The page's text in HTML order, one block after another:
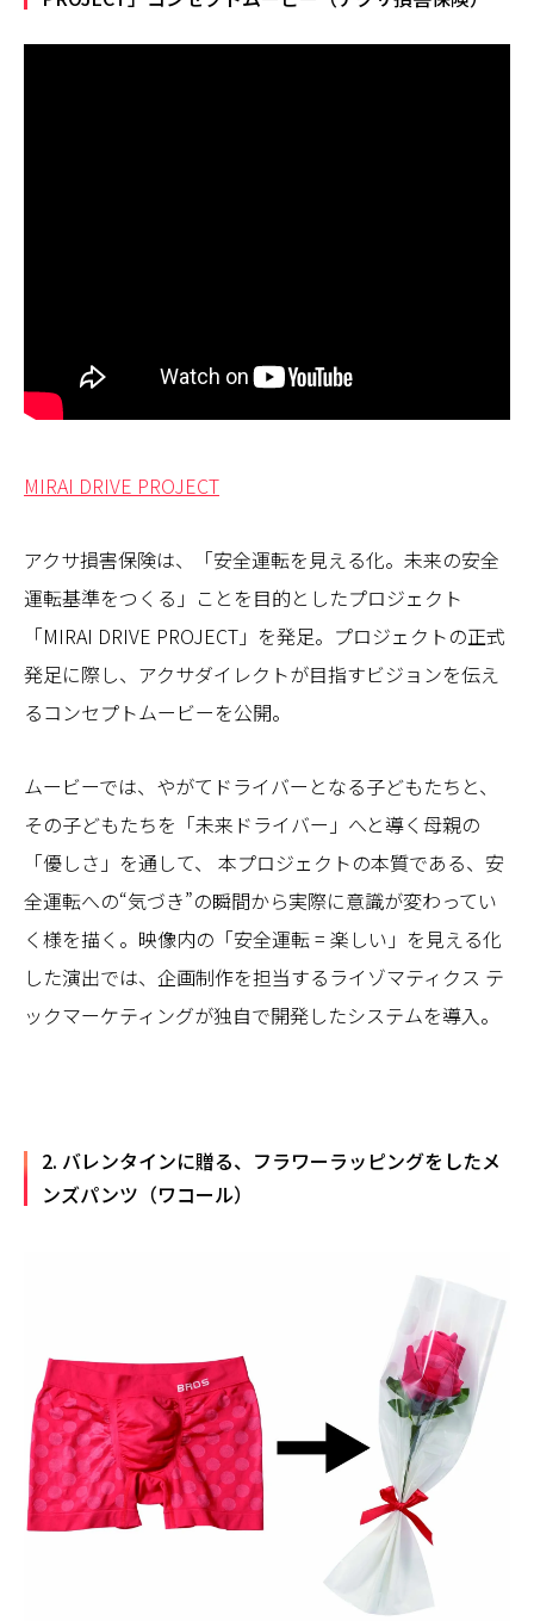
MIRAI DRIVE PROJECT
アクサ損害保険は、「安全運転を見える化。未来の安全
運転基準をつくる」ことを目的としたプロジェクト
「MIRAI DRIVE PROJECT」を発足。プロジェクトの正式
発足に際し、アクサダイレクトが目指すビジョンを伝え
るコンセプトムービーを公開。
ムービーでは、やがてドライバーとなる子どもたちと、
その子どもたちを「未来ドライバー」へと導く母親の
「優しさ」を通して、 本プロジェクトの本質である、安
全運転への“気づき”の瞬間から実際に意識が変わってい
く様を描く。映像内の「安全運転 = 楽しい」を見える化
した演出では、企画制作を担当するライゾマティクス テ
ックマーケティングが独自で開発したシステムを導入。
2. バレンタインに贈る、フラワーラッピングをしたメ
ンズパンツ（ワコール）